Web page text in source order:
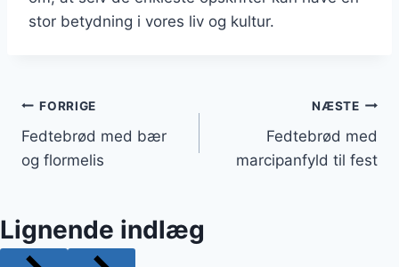
stor betydning i vores liv og kultur.
Indlægsnavigation
FORRIGE
Fedtebrød med bær
og flormelis
NÆSTE
Fedtebrød med
marcipanfyld til fest
Lignende indlæg